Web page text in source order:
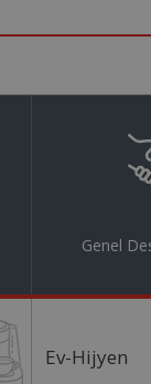
Genel
Ev-Hijyen